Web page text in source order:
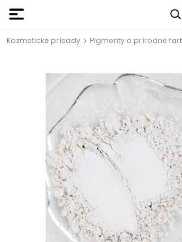
Kozmetické prísady Pigmenty a prírodné